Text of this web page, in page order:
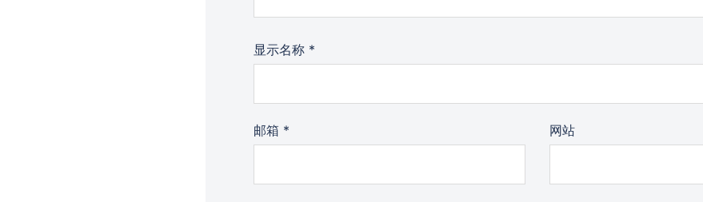
显示名称 *
邮箱 * 网站